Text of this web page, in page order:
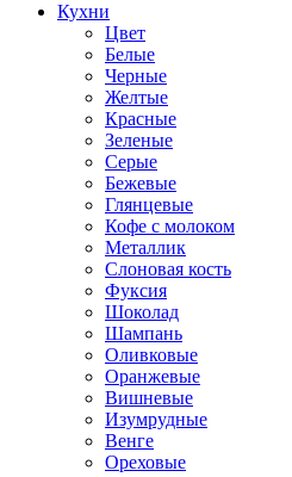
Кухни
Цвет
Белые
Черные
Желтые
Красные
Зеленые
Серые
Бежевые
Глянцевые
Кофе с молоком
Металлик
Слоновая кость
Фуксия
Шоколад
Шампань
Оливковые
Оранжевые
Вишневые
Изумрудные
Венге
Ореховые